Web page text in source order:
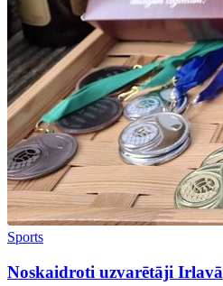
Sports
Noskaidroti uzvarētāji Irlavā